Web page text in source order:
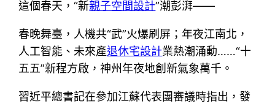
這個春天，“新親子空間設計”潮彭湃——
春晚舞臺，人機共“武”火爆刷屏；年夜江南北，
人工智能、未來產退休宅設計業熱潮涌動……“十
五五”新程方啟，神州年夜地創新氣象萬千。
習近平總書記在參加江蘇代表團審議時指出，發